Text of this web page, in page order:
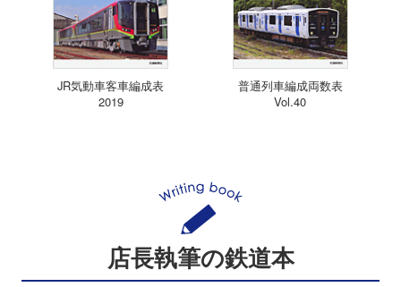
JR気動車客車編成表
2019
普通列車編成両数表
Vol.40
店長執筆の鉄道本